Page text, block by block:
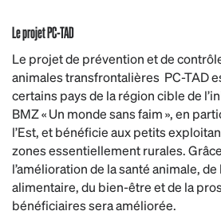
Le projet PC-TAD
Le projet de prévention et de
animales transfrontalières PC-TAD
certains pays de la région cible de
BMZ « Un monde sans faim », en
l’Est, et bénéficie aux petits
zones essentiellement rurales.
l’amélioration de la santé animale,
alimentaire, du bien-être et de la
bénéficiaires sera améliorée.